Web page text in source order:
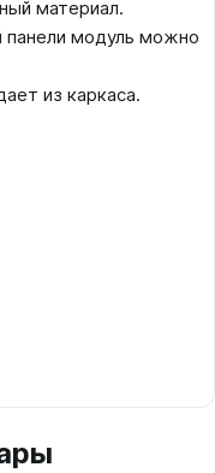
материал.
панели модуль можно
из каркаса.